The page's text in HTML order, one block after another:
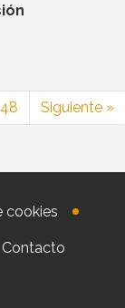
48 Siguiente »
cookies
Contacto